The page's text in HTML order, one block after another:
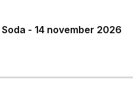
- 14 november 2026